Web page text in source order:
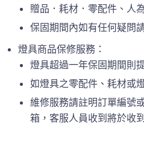
贈品．耗材．零配件、人
保固期間內如有任何疑問
燈具商品保修服務：
燈具超過一年保固期間則
如燈具之零配件、耗材或
維修服務請註明訂單編號
箱，客服人員收到將於收